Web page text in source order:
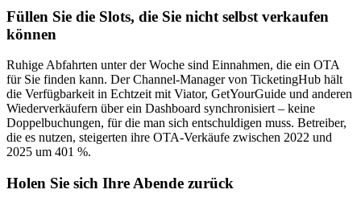
Füllen Sie die Slots, die Sie nicht selbst verkaufen
können
Ruhige Abfahrten unter der Woche sind Einnahmen, die ein OTA
für Sie finden kann. Der Channel-Manager von TicketingHub hält
die Verfügbarkeit in Echtzeit mit Viator, GetYourGuide und anderen
Wiederverkäufern über ein Dashboard synchronisiert – keine
Doppelbuchungen, für die man sich entschuldigen muss. Betreiber,
die es nutzen, steigerten ihre OTA-Verkäufe zwischen 2022 und
2025 um 401 %.
Holen Sie sich Ihre Abende zurück